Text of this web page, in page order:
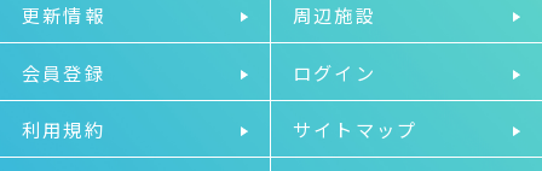
更新情報 周辺施設
会員登録 ログイン
利用規約 サイトマップ